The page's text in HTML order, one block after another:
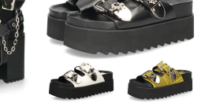
ー
づく表示